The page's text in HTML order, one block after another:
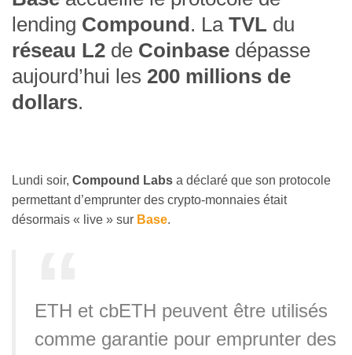
lending Compound . La TVL du
réseau L2 de Coinbase dépasse
aujourd’hui les 200 millions de
dollars.
Lundi soir, Compound Labs a déclaré que son protocole
permettant d’emprunter des crypto-monnaies était
désormais « live » sur Base.
ETH et cbETH peuvent être utilisés
comme garantie pour emprunter des